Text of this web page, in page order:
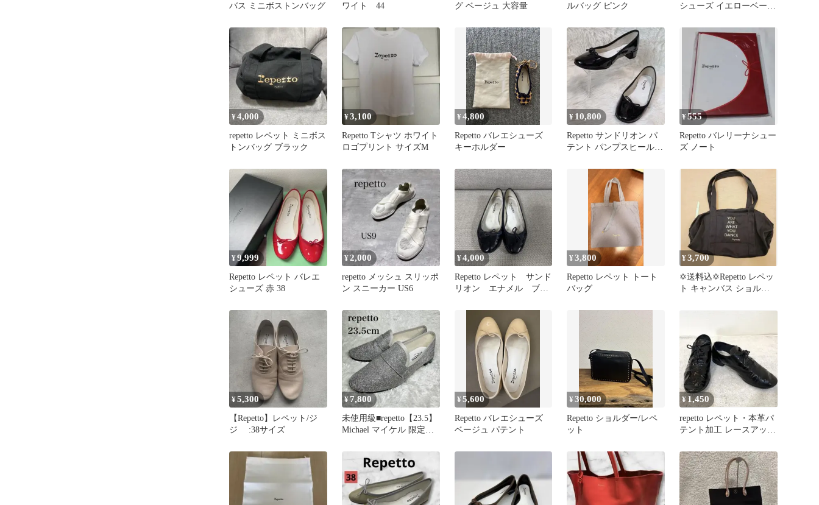
バス ミニボストンバッグ
ワイト 44
グ ベージュ 大容量
ルバッグ ピンク
シューズ イエローベージ
¥4,000
repetto レペット ミニボス
トンバッグ ブラック
¥3,100
Repetto Tシャツ ホワイト
ロゴプリント サイズM
¥4,800
Repetto バレエシューズ
キーホルダー
¥ 10,800
Repetto サンドリオン パ
テント パンプスヒール
¥555
Repetto バレリーナシュー
ズ ノート
¥9,999
Repetto レペット バレエ
シューズ 赤 38
¥2,000
repetto メッシュ スリッポ
ン スニーカー US6
¥4,000
Repetto レペット サンド
リオン エナメル ブラ
¥3,800
Repetto レペット トート
バッグ
¥3,700
✡送料込✡Repetto レペッ
ト キャンバス ショルダ
¥5,300
【Repetto】レペット/ジ
ジ :38サイズ
¥7,800
未使用級■repetto【23.5】
Michael マイケル 限定版
¥5,600
Repetto バレエシューズ
ベージュ パテント
¥30,000
Repetto ショルダー/レペ
ット
¥ 1,450
repetto レペット・本革パ
テント加工 レースアップ